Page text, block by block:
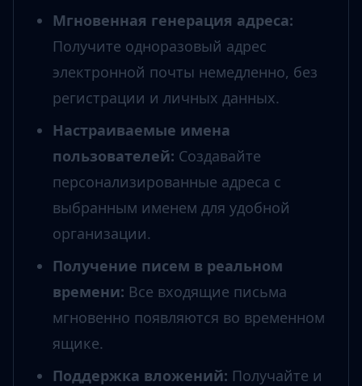
Мгновенная генерация адреса:
Получите одноразовый адрес
электронной почты немедленно, без
регистрации и личных данных.
Настраиваемые имена
пользователей: Создавайте
персонализированные адреса с
выбранным именем для удобной
организации.
Получение писем в реальном
времени: Все входящие письма
мгновенно появляются во временном
ящике.
Поддержка вложений: Получайте и